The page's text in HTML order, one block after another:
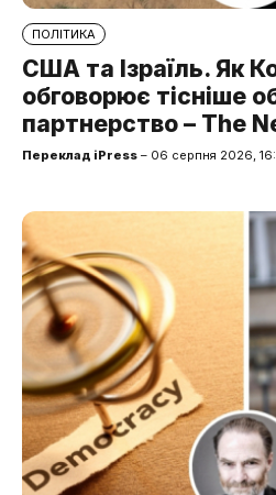
ПОЛІТИКА
США та Ізраїль. Як
обговорює тісніше
партнерство – The
Переклад iPress – 06 серпня 2026,